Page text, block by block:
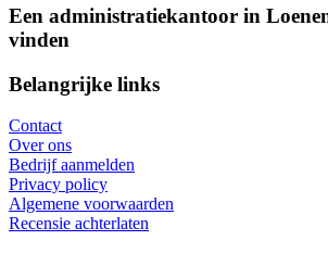
Een administratiekantoor in
vinden
Belangrijke links
Contact
Over ons
Bedrijf aanmelden
Privacy policy
Algemene voorwaarden
Recensie achterlaten